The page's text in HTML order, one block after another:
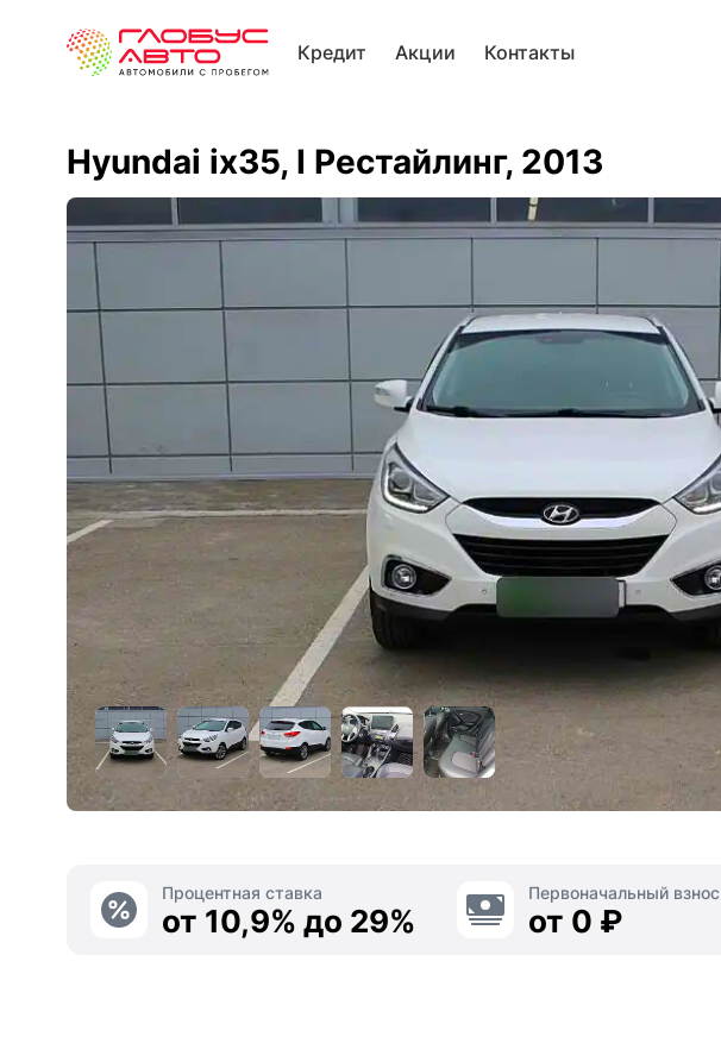
Кредит Акции Контакты
Hyundai ix35, I Рестайлинг, 2013
Процентная ставка
от 10,9% до 29%
Первоначальный взнос
от 0 ₽